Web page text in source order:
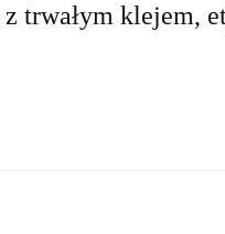
trwałym klejem,